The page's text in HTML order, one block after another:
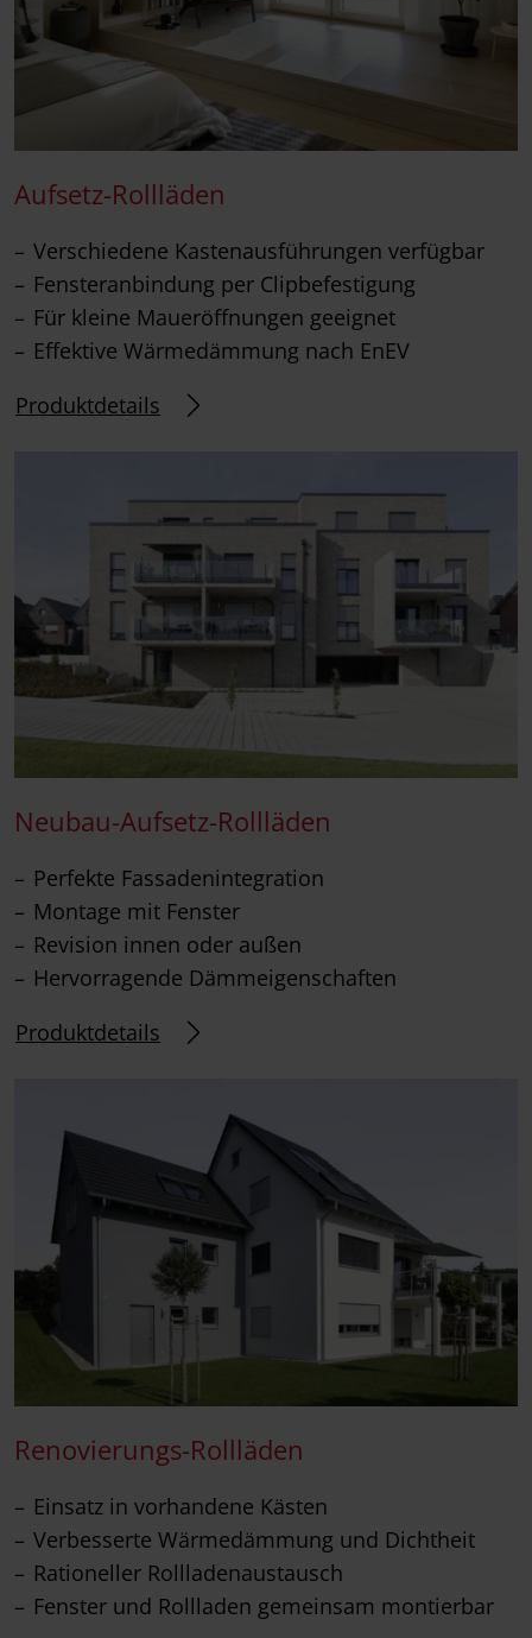
Aufsetz-Rollläden
Verschiedene Kastenausführungen verfügbar
Fensteranbindung per Clipbefestigung
Für kleine Maueröffnungen geeignet
Effektive Wärmedämmung nach EnEV
Produktdetails
Neubau-Aufsetz-Rollläden
Perfekte Fassadenintegration
Montage mit Fenster
Revision innen oder außen
Hervorragende Dämmeigenschaften
Produktdetails
Renovierungs-Rollläden
Einsatz in vorhandene Kästen
Verbesserte Wärmedämmung und Dichtheit
Rationeller Rollladenaustausch
Fenster und Rollladen gemeinsam montierbar